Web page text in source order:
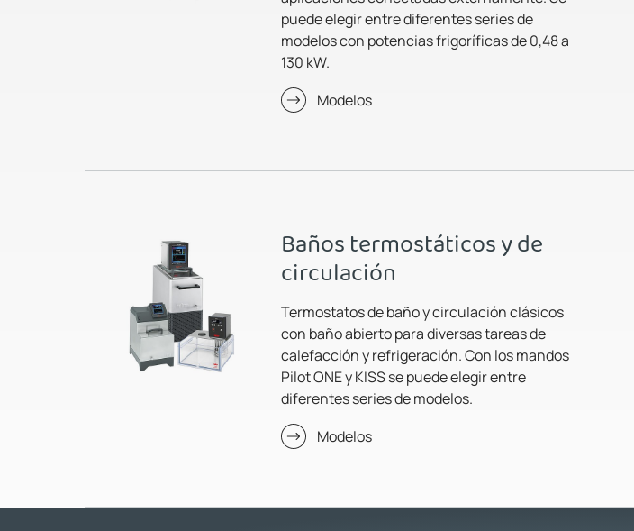
puede elegir entre diferentes series de
modelos con potencias frigoríficas de 0,48 a
130 kW.
Modelos
Baños termostáticos y de
circulación
Termostatos de baño y circulación clásicos
con baño abierto para diversas tareas de
calefacción y refrigeración. Con los mandos
Pilot ONE y KISS se puede elegir entre
diferentes series de modelos.
Modelos